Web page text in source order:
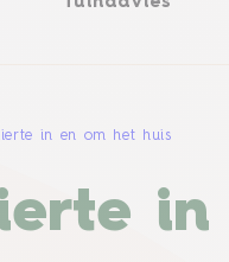
in en om het huis